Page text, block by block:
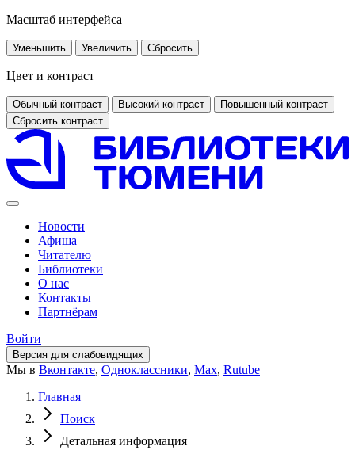
Масштаб интерфейса
Уменьшить Увеличить Сбросить
Цвет и контраст
Обычный контраст Высокий контраст
Повышенный контраст
Сбросить контраст
Новости
Афиша
Читателю
Библиотеки
О нас
Контакты
Партнёрам
Войти
Версия для слабовидящих
Мы в Вконтакте, Одноклассники, Max, Rutube
Главная
Поиск
Детальная информация